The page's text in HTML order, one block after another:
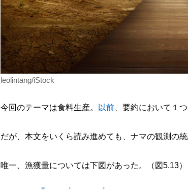
leolintang/iStock
今回のテーマは食料生産。 以前 、要約において１
だが、本文をいくら読み進めても、ナマの観測の
唯一、漁獲量については下図があった。（図5.13）